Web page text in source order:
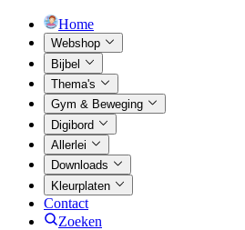
Home
Webshop
Bijbel
Thema's
Gym & Beweging
Digibord
Allerlei
Downloads
Kleurplaten
Contact
Zoeken